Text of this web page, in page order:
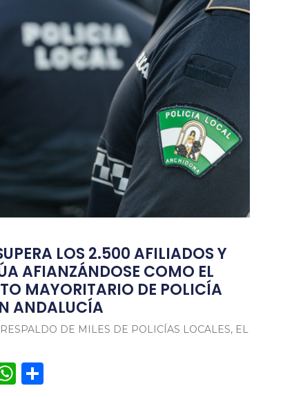
LOS 2.500 AFILIADOS Y
AFIANZÁNDOSE COMO EL
MAYORITARIO DE POLICÍA
ANDALUCÍA
DE MILES DE POLICÍAS LOCALES, EL
WhatsApp